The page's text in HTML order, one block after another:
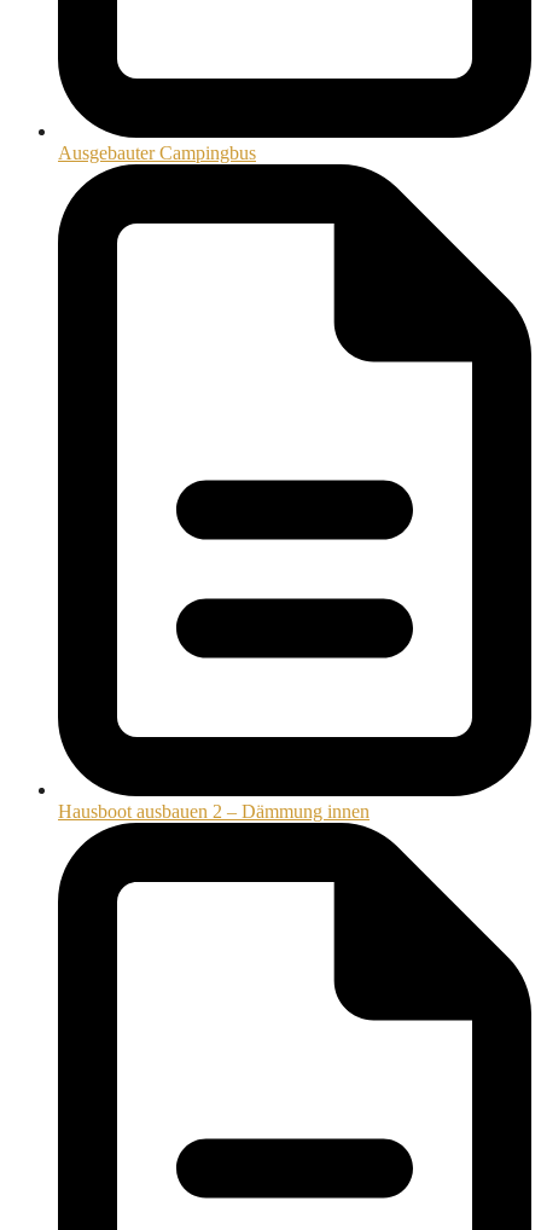
Ausgebauter Campingbus
Hausboot ausbauen 2 – Dämmung innen